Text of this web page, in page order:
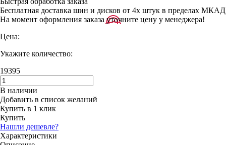
Бесплатная доставка шин и дисков от 4х штук в пределах МКАД
На момент оформления заказа уточните цену у менеджера!
Цена:
Укажите количество:
19395
В наличии
Добавить в список желаний
Купить в 1 клик
Купить
Нашли дешевле?
Характеристики